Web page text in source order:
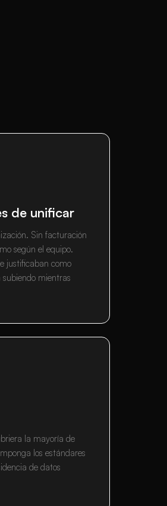
de unificar
Sin facturación
según el equipo.
justificaban como
mientras
la mayoría de
los estándares
de datos